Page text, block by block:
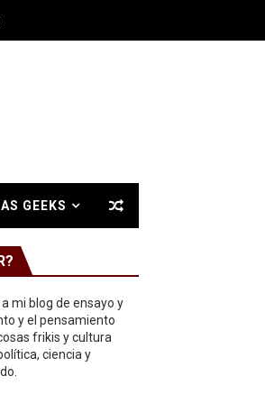
GEEKS
mi blog de ensayo y
y el pensamiento
frikis y cultura
ciencia y